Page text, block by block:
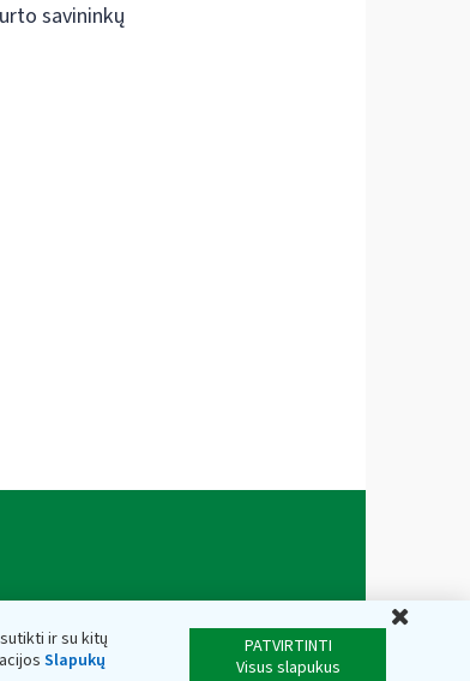
ir su kitų
Slapukų
PATVIRTINTI
Visus slapukus
savininkų